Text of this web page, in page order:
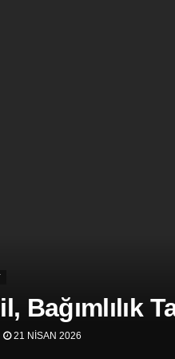
Bağımlılık
21 NISAN 2026